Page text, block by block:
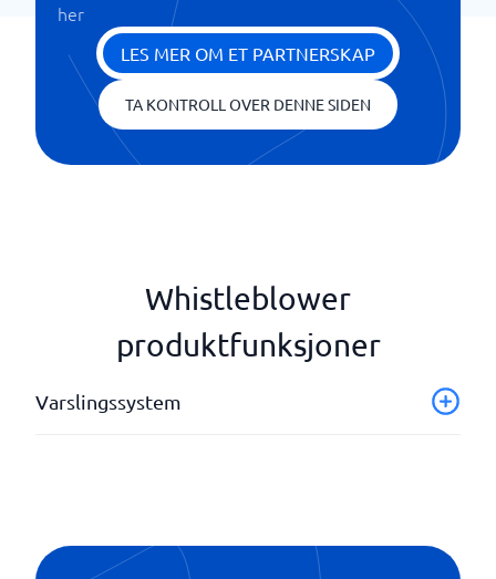
her
LES MER OM ET PARTNERSKAP
TA KONTROLL OVER DENNE SIDEN
Whistleblower
produktfunksjoner
Varslingssystem
Oppgavehåndtering